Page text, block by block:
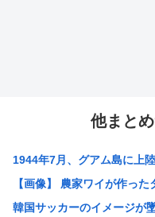
他まと
1944年7月、グアム島に上
【画像】 農家ワイが作っ
韓国サッカーのイメージが